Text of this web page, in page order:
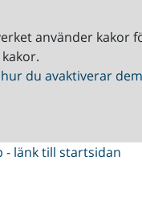
använder kakor
du avaktiverar dem